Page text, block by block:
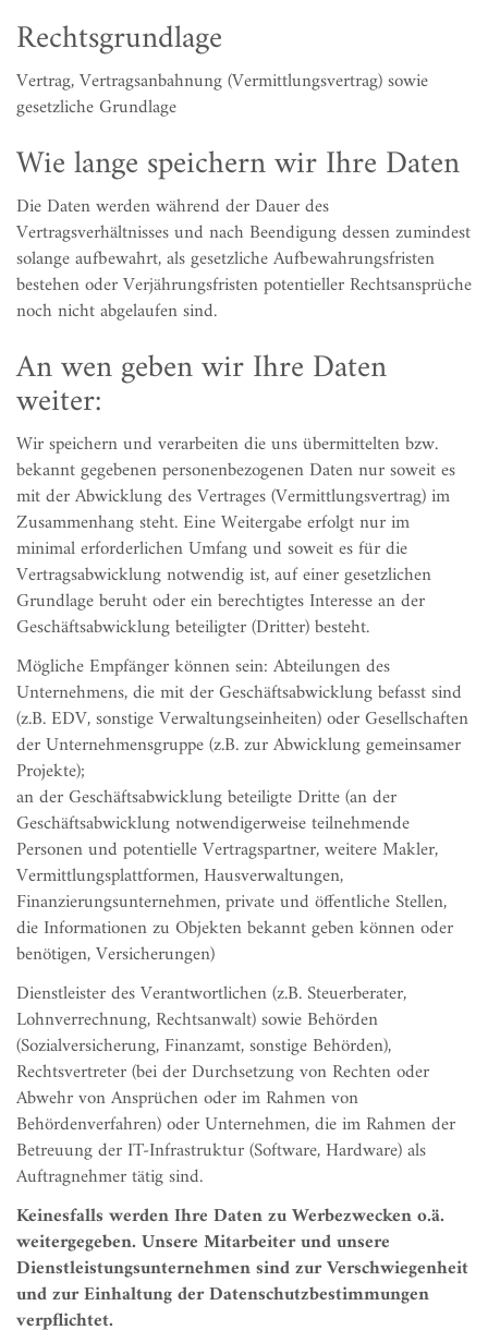
Rechtsgrundlage
Vertrag, Vertragsanbahnung (Vermittlungsvertrag) sowie
gesetzliche Grundlage
Wie lange speichern wir Ihre Daten
Die Daten werden während der Dauer des
Vertragsverhältnisses und nach Beendigung dessen zumindest
solange aufbewahrt, als gesetzliche Aufbewahrungsfristen
bestehen oder Verjährungsfristen potentieller Rechtsansprüche
noch nicht abgelaufen sind.
An wen geben wir Ihre Daten
weiter:
Wir speichern und verarbeiten die uns übermittelten bzw.
bekannt gegebenen personenbezogenen Daten nur soweit es
mit der Abwicklung des Vertrages (Vermittlungsvertrag) im
Zusammenhang steht. Eine Weitergabe erfolgt nur im
minimal erforderlichen Umfang und soweit es für die
Vertragsabwicklung notwendig ist, auf einer gesetzlichen
Grundlage beruht oder ein berechtigtes Interesse an der
Geschäftsabwicklung beteiligter (Dritter) besteht.
Mögliche Empfänger können sein: Abteilungen des
Unternehmens, die mit der Geschäftsabwicklung befasst sind
(z.B. EDV, sonstige Verwaltungseinheiten) oder Gesellschaften
der Unternehmensgruppe (z.B. zur Abwicklung gemeinsamer
Projekte);
an der Geschäftsabwicklung beteiligte Dritte (an der
Geschäftsabwicklung notwendigerweise teilnehmende
Personen und potentielle Vertragspartner, weitere Makler,
Vermittlungsplattformen, Hausverwaltungen,
Finanzierungsunternehmen, private und öffentliche Stellen,
die Informationen zu Objekten bekannt geben können oder
benötigen, Versicherungen)
Dienstleister des Verantwortlichen (z.B. Steuerberater,
Lohnverrechnung, Rechtsanwalt) sowie Behörden
(Sozialversicherung, Finanzamt, sonstige Behörden),
Rechtsvertreter (bei der Durchsetzung von Rechten oder
Abwehr von Ansprüchen oder im Rahmen von
Behördenverfahren) oder Unternehmen, die im Rahmen der
Betreuung der IT-Infrastruktur (Software, Hardware) als
Auftragnehmer tätig sind.
Keinesfalls werden Ihre Daten zu Werbezwecken o.ä.
weitergegeben. Unsere Mitarbeiter und unsere
Dienstleistungsunternehmen sind zur Verschwiegenheit
und zur Einhaltung der Datenschutzbestimmungen
verpflichtet.